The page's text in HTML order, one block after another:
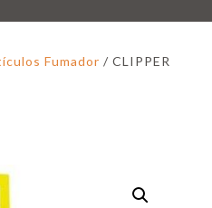
Fumador / CLIPPER